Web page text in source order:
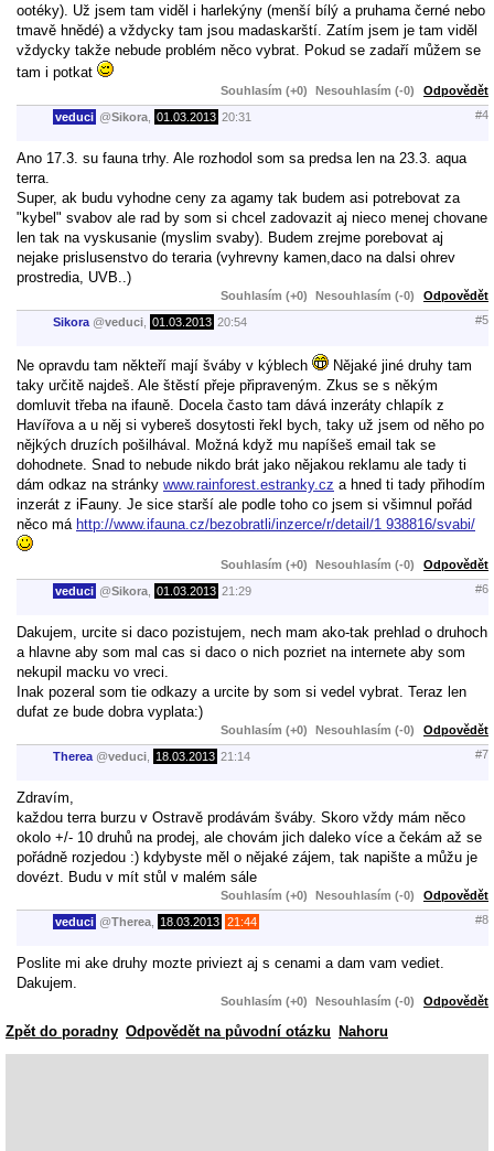
ootéky). Už jsem tam viděl i harlekýny (menší bílý a pruhama černé nebo
tmavě hnědé) a vždycky tam jsou madaskarští. Zatím jsem je tam viděl
vždycky takže nebude problém něco vybrat. Pokud se zadaří můžem se
tam i potkat
Souhlasím (+0) Nesouhlasím (-0) Odpovědět
veduci @Sikora 01.03.2013 20:31 #4
Ano 17.3. su fauna trhy. Ale rozhodol som sa predsa len na 23.3. aqua
terra.
Super, ak budu vyhodne ceny za agamy tak budem asi potrebovat za
"kybel" svabov ale rad by som si chcel zadovazit aj nieco menej chovane
len tak na vyskusanie (myslim svaby). Budem zrejme porebovat aj
nejake prislusenstvo do teraria (vyhrevny kamen,daco na dalsi ohrev
prostredia, UVB..)
Souhlasím (+0) Nesouhlasím (-0) Odpovědět
Sikora @veduci 01.03.2013 20:54 #5
Ne opravdu tam někteří mají šváby v kýblech
Nějaké jiné druhy tam
taky určitě najdeš. Ale štěstí přeje připraveným. Zkus se s někým
domluvit třeba na ifauně. Docela často tam dává inzeráty chlapík z
Havířova a u něj si vybereš dosytosti řekl bych, taky už jsem od něho po
nějkých druzích pošilhával. Možná když mu napíšeš email tak se
dohodnete. Snad to nebude nikdo brát jako nějakou reklamu ale tady ti
dám odkaz na stránky www.rainforest.estranky.cz a hned ti tady přihodím
inzerát z iFauny. Je sice starší ale podle toho co jsem si všimnul pořád
něco má http://www.ifauna.cz/bezobratli/inzerce/r/detail/1 938816/svabi/
Souhlasím (+0) Nesouhlasím (-0) Odpovědět
veduci @Sikora 01.03.2013 21:29 #6
Dakujem, urcite si daco pozistujem, nech mam ako-tak prehlad o druhoch
a hlavne aby som mal cas si daco o nich pozriet na internete aby som
nekupil macku vo vreci.
Inak pozeral som tie odkazy a urcite by som si vedel vybrat. Teraz len
dufat ze bude dobra vyplata:)
Souhlasím (+0) Nesouhlasím (-0) Odpovědět
Therea @veduci 18.03.2013 21:14 #7
Zdravím,
každou terra burzu v Ostravě prodávám šváby. Skoro vždy mám něco
okolo +/- 10 druhů na prodej, ale chovám jich daleko více a čekám až se
pořádně rozjedou :) kdybyste měl o nějaké zájem, tak napište a můžu je
dovézt. Budu v mít stůl v malém sále
Souhlasím (+0) Nesouhlasím (-0) Odpovědět
veduci @Therea 18.03.2013 21:44 #8
Poslite mi ake druhy mozte priviezt aj s cenami a dam vam vediet.
Dakujem.
Souhlasím (+0) Nesouhlasím (-0) Odpovědět
Zpět do poradny Odpovědět na původní otázku Nahoru